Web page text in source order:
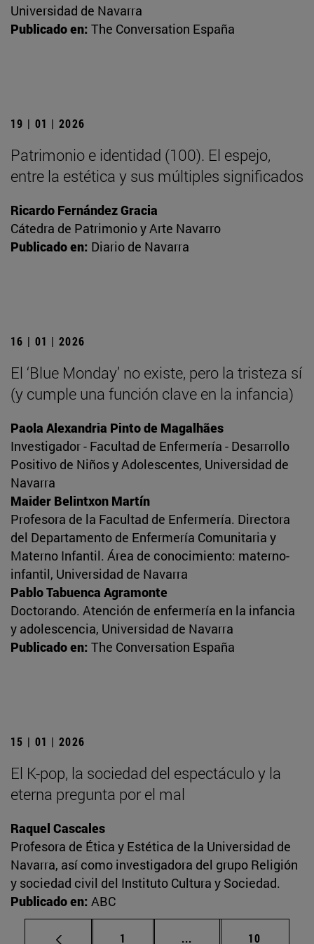
Universidad de Navarra
Publicado en: The Conversation España
19 | 01 | 2026
Patrimonio e identidad (100). El espejo,
entre la estética y sus múltiples significados
Ricardo Fernández Gracia
Cátedra de Patrimonio y Arte Navarro
Publicado en: Diario de Navarra
16 | 01 | 2026
El ‘Blue Monday’ no existe, pero la tristeza sí
(y cumple una función clave en la infancia)
Paola Alexandria Pinto de Magalhães
Investigador - Facultad de Enfermería - Desarrollo
Positivo de Niños y Adolescentes, Universidad de
Navarra
Maider Belintxon Martín
Profesora de la Facultad de Enfermería. Directora
del Departamento de Enfermería Comunitaria y
Materno Infantil. Área de conocimiento: materno-
infantil, Universidad de Navarra
Pablo Tabuenca Agramonte
Doctorando. Atención de enfermería en la infancia
y adolescencia, Universidad de Navarra
Publicado en: The Conversation España
15 | 01 | 2026
El K-pop, la sociedad del espectáculo y la
eterna pregunta por el mal
Raquel Cascales
Profesora de Ética y Estética de la Universidad de
Navarra, así como investigadora del grupo Religión
y sociedad civil del Instituto Cultura y Sociedad.
Publicado en: ABC
Página
1 ... Páginas intermedias
Página
10